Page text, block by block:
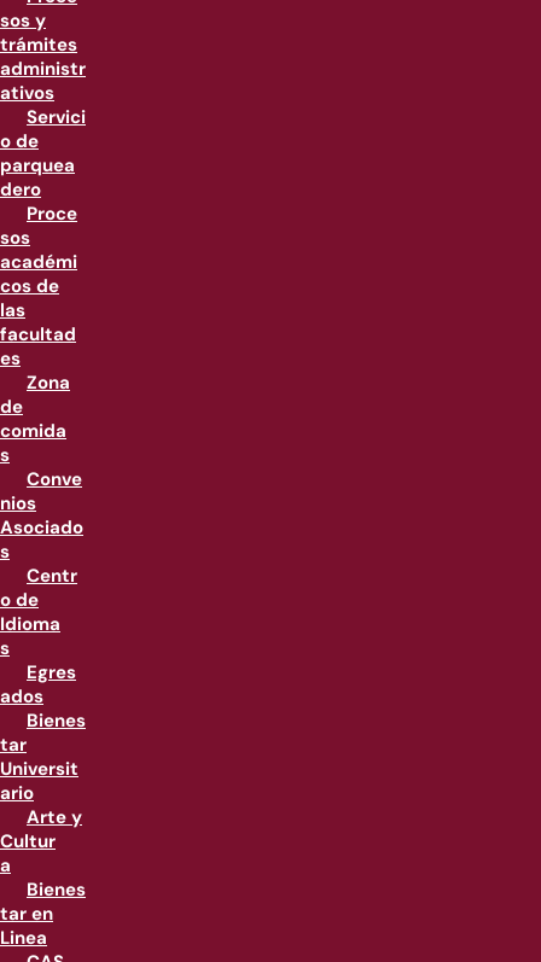
sos y
trámites
administr
ativos
Servici
o de
parquea
dero
Proce
sos
académi
cos de
las
facultad
es
Zona
de
comida
s
Conve
nios
Asociado
s
Centr
o de
Idioma
s
Egres
ados
Bienes
tar
Universit
ario
Arte y
Cultur
a
Bienes
tar en
Linea